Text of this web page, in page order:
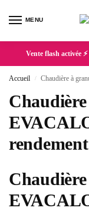
MENU
Vente flash activée
Accueil / Chaudière à
rendement